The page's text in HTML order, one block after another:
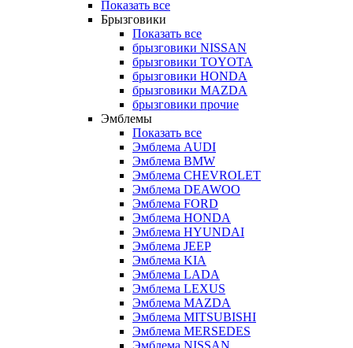
Показать все
Брызговики
Показать все
брызговики NISSAN
брызговики TOYOTA
брызговики HONDA
брызговики MAZDA
брызговики прочие
Эмблемы
Показать все
Эмблема AUDI
Эмблема BMW
Эмблема CHEVROLET
Эмблема DEAWOO
Эмблема FORD
Эмблема HONDA
Эмблема HYUNDAI
Эмблема JEEP
Эмблема KIA
Эмблема LADA
Эмблема LEXUS
Эмблема MAZDA
Эмблема MITSUBISHI
Эмблема MERSEDES
Эмблема NISSAN